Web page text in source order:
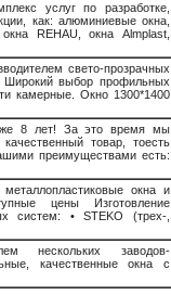
услуг по разработке,
как: алюминиевые окна,
REHAU, окна Almplast,
свето-прозрачных
Широкий выбор профильных
камерные. Окно 1300*1400
8 лет! За это время мы
товар, тоесть
преимуществами есть:
окна и
цены Изготовление
систем: • STEKO (трех-,
нескольких заводов-
качественные окна с